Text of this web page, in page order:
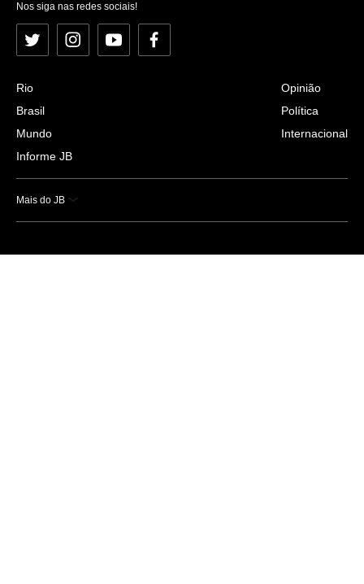
Nos siga nas redes sociais!
Twitter InstagramYouTubeFacebook
Rio
Brasil
Mundo
Informe JB
Opinião
Política
Internacional
Mais do JB
Esportes